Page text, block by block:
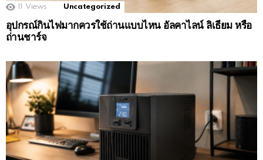
Views Uncategorized
อุปกรณ์กินไฟมากควรใช้ถ่านแบบไหน อัลคาไลน์ ลิเธียม หรือ
ถ่านชาร์จ